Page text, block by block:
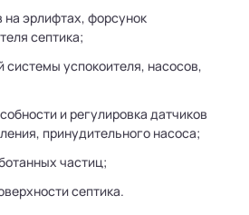
на эрлифтах, форсунок
септика;
системы успокоителя, насосов,
и регулировка датчиков
принудительного насоса;
частиц;
септика.